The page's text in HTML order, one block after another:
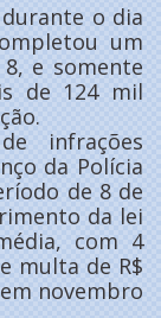
o dia
um
e somente
de 124 mil
infrações
da Polícia
de 8 de
da lei
com 4
multa de R$
novembro